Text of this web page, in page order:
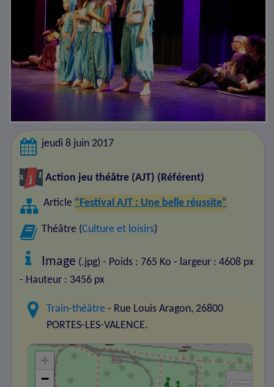
jeudi 8 juin 2017
Action jeu théâtre (AJT) (Référent)
Article "Festival AJT : Une belle réussite"
Théâtre (Culture et loisirs)
Image (.jpg) - Poids : 765 Ko - largeur : 4608 px
- Hauteur : 3456 px
Train-théâtre - Rue Louis Aragon, 26800
PORTES-LES-VALENCE.
+
−